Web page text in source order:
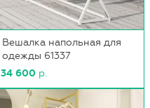
Вешалка напольная для
одежды 61337
34 600 р.